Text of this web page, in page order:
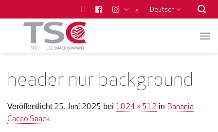
Inhalt
x Deutsch
header nur background
Veröffentlicht 25. Juni 2025 bei 1024 × 512 in Banania
Cacao Snack